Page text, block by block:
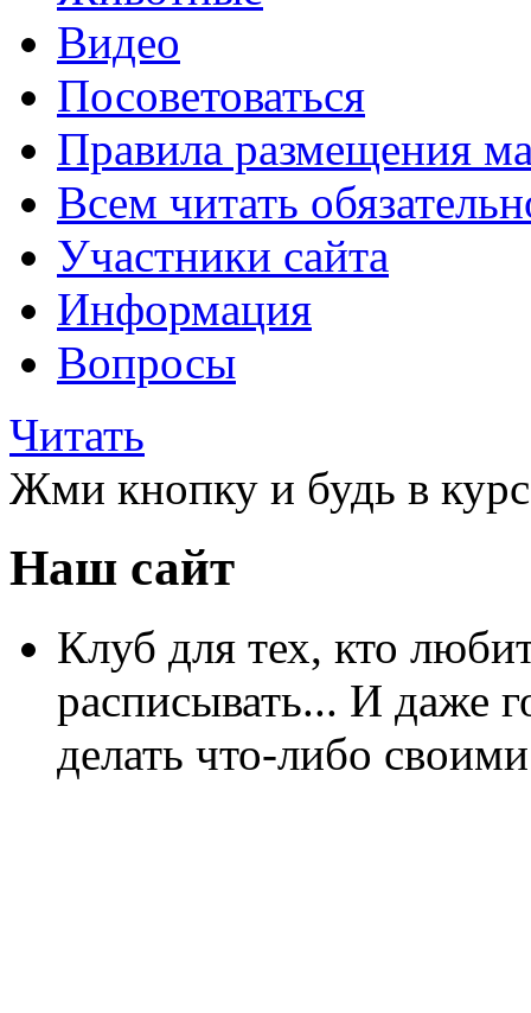
Видео
Посоветоваться
Правила размещения
Всем читать
Участники сайта
Информация
Вопросы
Читать
Жми кнопку и будь в
Наш сайт
Клуб для тех, кто
расписывать... И даже
делать что-либо